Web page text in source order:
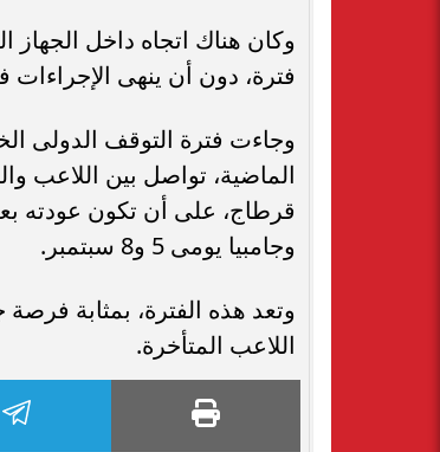
وكان هناك اتجاه داخل الجهاز
فترة، دون أن ينهى
وجاءت فترة التوقف الدولى
الماضية، تواصل بين اللاعب
قرطاج، على أن تكون عودته
وجامبيا يومى 5 و8 سبتمبر.
وتعد هذه الفترة، بمثابة
اللاعب المتأخرة.